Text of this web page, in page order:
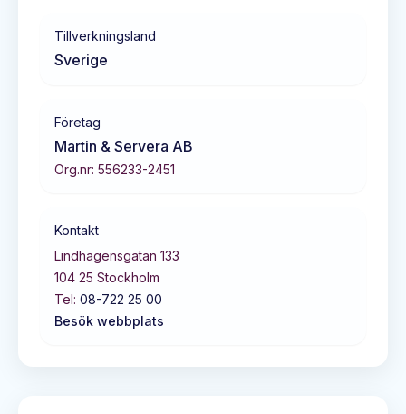
Tillverkningsland
Sverige
Företag
Martin & Servera AB
Org.nr: 556233-2451
Kontakt
Lindhagensgatan 133
104 25 Stockholm
Tel: 08-722 25 00
Besök webbplats